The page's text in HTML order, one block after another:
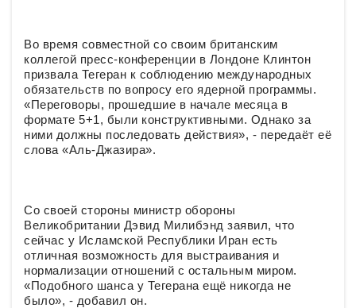
Во время совместной со своим британским
коллегой пресс-конференции в Лондоне Клинтон
призвала Тегеран к соблюдению международных
обязательств по вопросу его ядерной программы.
«Переговоры, прошедшие в начале месяца в
формате 5+1, были конструктивными. Однако за
ними должны последовать действия», - передаёт её
слова «Аль-Джазира».
Со своей стороны министр обороны
Великобритании Дэвид Милибэнд заявил, что
сейчас у Исламской Республики Иран есть
отличная возможность для выстраивания и
нормализации отношений с остальным миром.
«Подобного шанса у Тегерана ещё никогда не
было», - добавил он.